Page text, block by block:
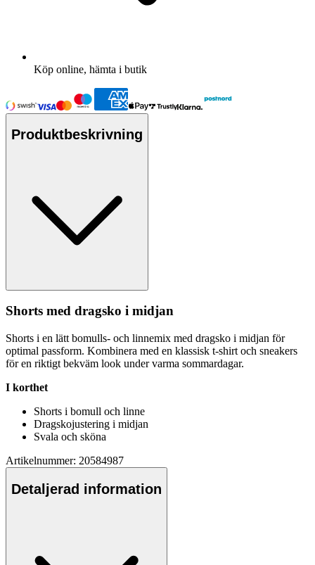
Köp online, hämta i butik
Produktbeskrivning
Shorts med dragsko i midjan
Shorts i en lätt bomulls- och linnemix med dragsko i midjan för
optimal passform. Kombinera med en klassisk t-shirt och sneakers
för en riktigt bekväm look under varma sommardagar.
I korthet
Shorts i bomull och linne
Dragskojustering i midjan
Svala och sköna
Artikelnummer: 20584987
Detaljerad information